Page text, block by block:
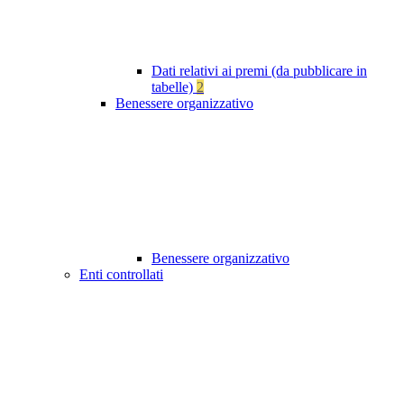
Dati relativi ai premi (da pubblicare in
tabelle) 2
Benessere organizzativo
Benessere organizzativo
Enti controllati